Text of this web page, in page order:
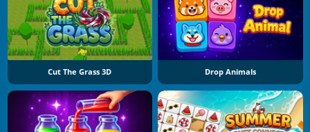
Cut The Grass 3D Drop Animals